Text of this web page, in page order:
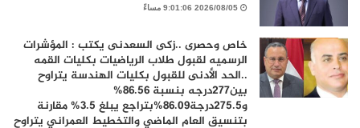
2026/08/05 9:01:06 مساءً
خاص وحصرى ..زكى السعدنى يكتب : المؤشرات
الرسميه لقبول طلاب الرياضيات بكليات القمه
..الحد الأدنى للقبول بكليات الهندسة يتراوح
بين277درجه بنسبة 86.56%
و275.5درجة86.09%بتراجع يبلغ 3.5% مقارنة
بتنسيق العام الماضي والتخطيط العمراني يتراوح